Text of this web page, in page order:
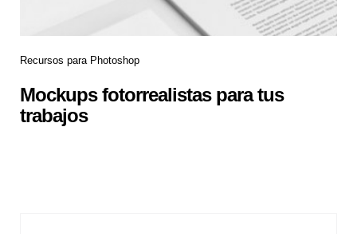
Recursos para Photoshop
Mockups fotorrealistas para tus
trabajos